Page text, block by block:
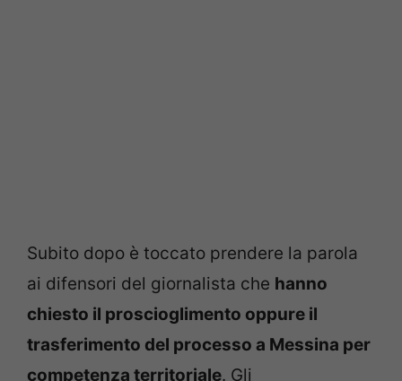
Subito dopo è toccato prendere la parola
ai difensori del giornalista che hanno
chiesto il proscioglimento oppure il
trasferimento del processo a Messina per
competenza territoriale. Gli